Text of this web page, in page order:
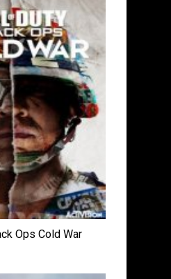
Ops Cold War